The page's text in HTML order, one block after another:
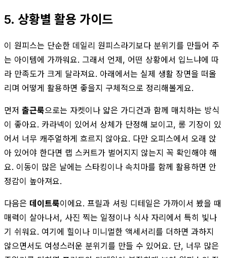
5. 상황별 활용 가이드
이 원피스는 단순한 데일리 원피스라기보다 분위기를 만들어 주
는 아이템에 가까워요. 그래서 언제, 어떤 상황에서 입느냐에 따
라 만족도가 크게 달라져요. 아래에서는 실제 생활 장면을 떠올
리며 어떻게 활용하면 좋을지 구체적으로 정리해볼게요.
먼저 출근룩으로는 자켓이나 얇은 가디건과 함께 매치하는 방식
이 좋아요. 카라넥이 있어서 상체가 단정해 보이고, 롱 기장이 있
어서 너무 캐주얼하게 흐르지 않아요. 다만 오피스에서 오래 앉
아 있어야 한다면 랩 스커트가 벌어지지 않는지 꼭 확인해야 해
요. 이동이 많은 날에는 스타킹이나 속치마를 함께 활용하면 안
정감이 높아져요.
다음은 데이트룩이에요. 프릴과 셔링 디테일은 가까이서 봤을 때
매력이 살아나서, 사진 찍는 일정이나 식사 자리에서 특히 빛나
기 쉬워요. 여기에 힐이나 미니멀한 액세서리를 더하면 과하지
않으면서도 여성스러운 분위기를 만들 수 있어요. 단, 너무 많은